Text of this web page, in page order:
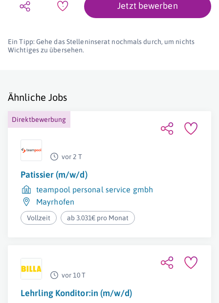
Jetzt bewerben
Ein Tipp: Gehe das Stelleninserat nochmals durch, um nichts
Wichtiges zu übersehen.
Ähnliche Jobs
Direktbewerbung
vor 2 T
Patissier (m/w/d)
teampool personal service gmbh
Mayrhofen
Vollzeit ab 3.031€ pro Monat
vor 10 T
Lehrling Konditor:in (m/w/d)